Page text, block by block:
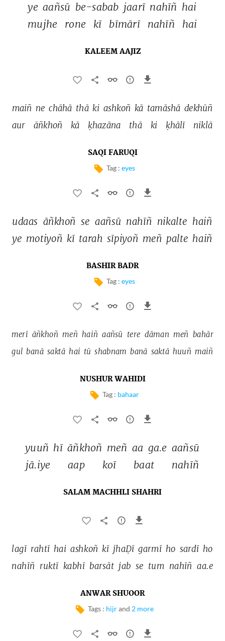
ye aañsū be-sabab jaarī nahīñ hai
mujhe
rone kī bīmārī nahīñ hai
KALEEM AAJIZ
maiñ ne chāhā thā ki ashkoñ kā tamāshā dekhūñ
aur
āñkhoñ kā ḳhazāna thā ki ḳhālī niklā
SAQI FARUQI
Tag : eyes
udaas āñkhoñ se aañsū nahīñ nikalte haiñ
ye motiyoñ kī tarah sīpiyoñ meñ palte haiñ
BASHIR BADR
Tag : eyes
merī āñkhoñ meñ haiñ aañsū tere dāman meñ bahār
gul banā saktā hai tū shabnam banā saktā huuñ maiñ
NUSHUR WAHIDI
Tag : bahaar
yuuñ hī āñkhoñ meñ aa ga.e aañsū
jā.iye
aap koī baat nahīñ
SALAM MACHHLI SHAHRI
lagī rahtī hai ashkoñ kī jhaḌī garmī ho sardī ho
nahīñ ruktī kabhī barsāt jab se tum nahīñ aa.e
ANWAR SHUOOR
Tags : hijr and 2 more